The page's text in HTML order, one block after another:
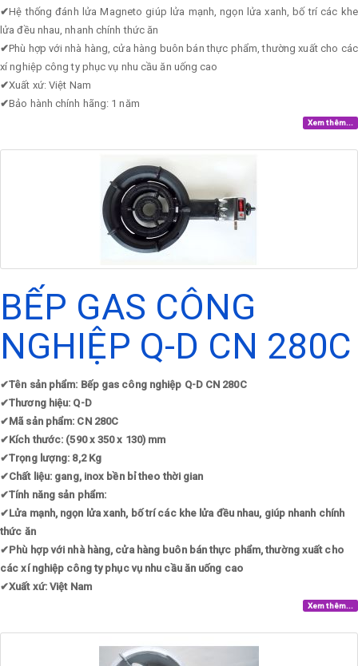
✔Hệ thống đánh lửa Magneto giúp lửa mạnh, ngọn lửa xanh, bố trí các khe
lửa đều nhau, nhanh chính thức ăn
✔Phù hợp với nhà hàng, cửa hàng buôn bán thực phẩm, thường xuất cho các
xí nghiệp công ty phục vụ nhu cầu ăn uống cao
✔Xuất xứ: Việt Nam
✔Bảo hành chính hãng: 1 năm
Xem thêm...
BẾP GAS CÔNG
NGHIỆP Q-D CN 280C
✔Tên sản phẩm: Bếp gas công nghiệp Q-D CN 280C
✔Thương hiệu: Q-D
✔Mã sản phẩm: CN 280C
✔Kích thước: (590 x 350 x 130) mm
✔Trọng lượng: 8,2 Kg
✔Chất liệu: gang, inox bền bỉ theo thời gian
✔Tính năng sản phẩm:
✔Lửa mạnh, ngọn lửa xanh, bố trí các khe lửa đều nhau, giúp nhanh chính
thức ăn
✔Phù hợp với nhà hàng, cửa hàng buôn bán thực phẩm, thường xuất cho
các xí nghiệp công ty phục vụ nhu cầu ăn uống cao
✔Xuất xứ: Việt Nam
Xem thêm...